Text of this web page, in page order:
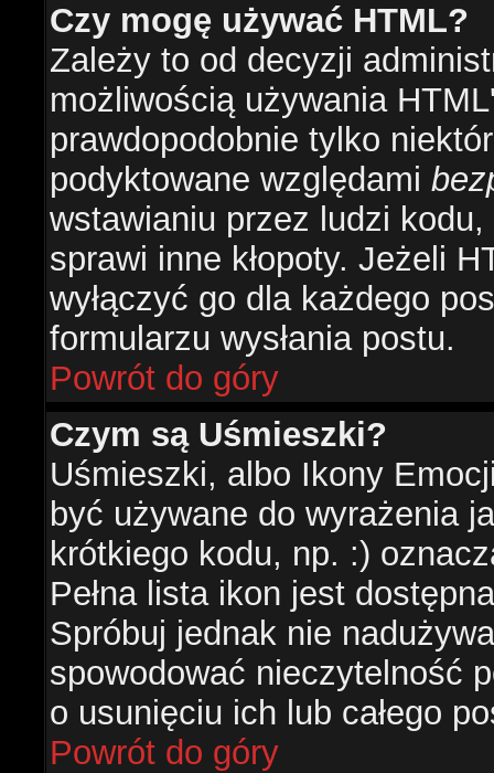
Czy mogę używać HTML?
Zależy to od decyzji
możliwością używania
prawdopodobnie tylko
podyktowane względami
wstawianiu przez ludzi
sprawi inne kłopoty. Jeżeli
wyłączyć go dla każdego
formularzu wysłania postu.
Powrót do góry
Czym są Uśmieszki?
Uśmieszki, albo Ikony
być używane do wyrażenia
krótkiego kodu, np. :)
Pełna lista ikon jest
Spróbuj jednak nie
spowodować nieczytelność
o usunięciu ich lub całego
Powrót do góry